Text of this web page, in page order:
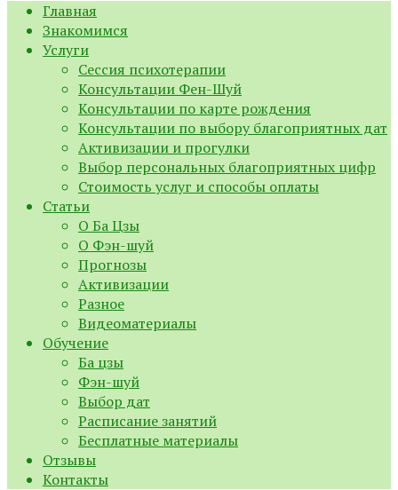
Главная
Знакомимся
Услуги
Сессия психотерапии
Консультации Фен-Шуй
Консультации по карте рождения
Консультации по выбору благоприятных дат
Активизации и прогулки
Выбор персональных благоприятных цифр
Стоимость услуг и способы оплаты
Статьи
О Ба Цзы
О Фэн-шуй
Прогнозы
Активизации
Разное
Видеоматериалы
Обучение
Ба цзы
Фэн-шуй
Выбор дат
Расписание занятий
Бесплатные материалы
Отзывы
Контакты